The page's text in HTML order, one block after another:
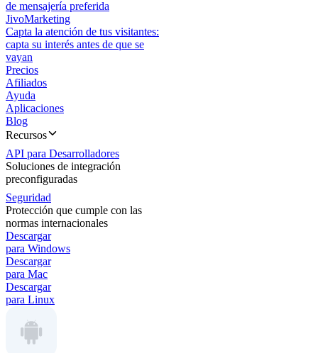
de mensajería preferida
JivoMarketing
Capta la atención de tus visitantes:
capta su interés antes de que se
vayan
Precios
Afiliados
Ayuda
Aplicaciones
Blog
Recursos
API para Desarrolladores
Soluciones de integración
preconfiguradas
Seguridad
Protección que cumple con las
normas internacionales
Descargar
para Windows
Descargar
para Mac
Descargar
para Linux